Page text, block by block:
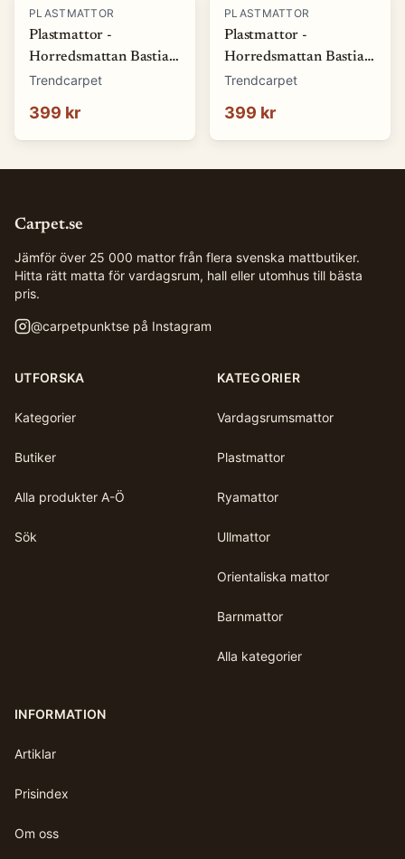
PLASTMATTOR
Plastmattor -
Horredsmattan Bastian
(blå) (Storlek: 70 x 50
Trendcarpet
399 kr
PLASTMATTOR
Plastmattor -
Horredsmattan Bastian
(brun) (Storlek: 70 x 50
Trendcarpet
399 kr
Carpet.se
Jämför över 25 000 mattor från flera svenska mattbutiker.
Hitta rätt matta för vardagsrum, hall eller utomhus till bästa
pris.
@carpetpunktse på Instagram
UTFORSKA
Kategorier
Butiker
Alla produkter A-Ö
Sök
KATEGORIER
Vardagsrumsmattor
Plastmattor
Ryamattor
Ullmattor
Orientaliska mattor
Barnmattor
Alla kategorier
INFORMATION
Artiklar
Prisindex
Om oss